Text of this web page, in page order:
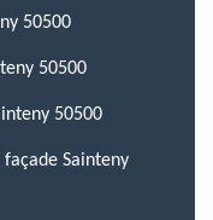
50500
50500
50500
Sainteny